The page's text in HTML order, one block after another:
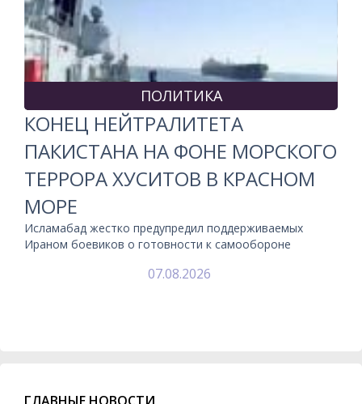
ПОЛИТИКА
КОНЕЦ НЕЙТРАЛИТЕТА
ПАКИСТАНА НА ФОНЕ МОРСКОГО
ТЕРРОРА ХУСИТОВ В КРАСНОМ
МОРЕ
Исламабад жестко предупредил поддерживаемых
Ираном боевиков о готовности к самообороне
07.08.2026